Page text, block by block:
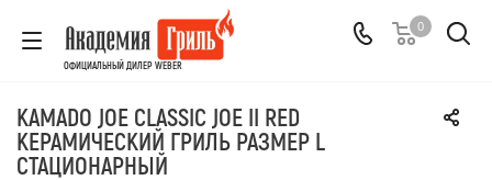
ОФИЦИАЛЬНЫЙ ДИЛЕР WEBER
0
KAMADO JOE CLASSIC JOE II RED
КЕРАМИЧЕСКИЙ ГРИЛЬ РАЗМЕР L
СТАЦИОНАРНЫЙ